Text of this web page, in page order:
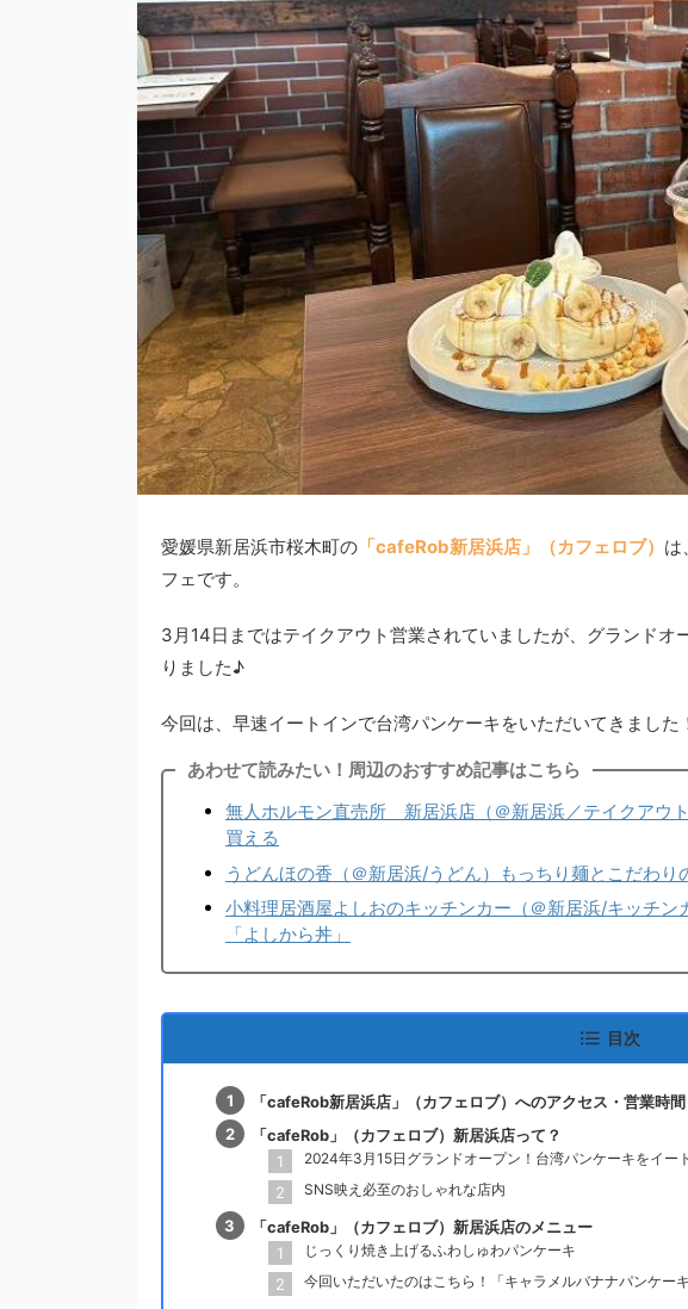
愛媛県新居浜市桜木町の 「cafeRob新居浜店」（カフェロブ） は、
フェです。
3月14日まではテイクアウト営業されていましたが、グランドオ
りました♪
今回は、早速イートインで台湾パンケーキをいただいてきました
あわせて読みたい！周辺のおすすめ記事はこちら
無人ホルモン直売所 新居浜店（＠新居浜／テイクアウ
買える
うどんほの香（＠新居浜/うどん）もっちり麺とこだわり
小料理居酒屋よしおのキッチンカー（＠新居浜/キッチ
「よしから丼」
目次
「cafeRob新居浜店」（カフェロブ）へのアクセス・営業時間
「cafeRob」（カフェロブ）新居浜店って？
2024年3月15日グランドオープン！台湾パンケーキをイー
SNS映え必至のおしゃれな店内
「cafeRob」（カフェロブ）新居浜店のメニュー
じっくり焼き上げるふわしゅわパンケーキ
今回いただいたのはこちら！「キャラメルバナナパンケー